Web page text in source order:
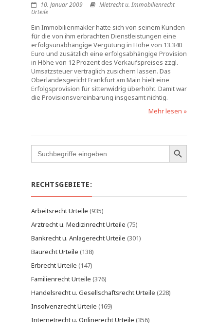
10. Januar 2009
Mietrecht u. Immobilienrecht
Urteile
Ein Immobilienmakler hatte sich von seinem Kunden
für die von ihm erbrachten Dienstleistungen eine
erfolgsunabhängige Vergütung in Höhe von 13.340
Euro und zusätzlich eine erfolgsabhängige Provision
in Höhe von 12 Prozent des Verkaufspreises zzgl.
Umsatzsteuer vertraglich zusichern lassen. Das
Oberlandesgericht Frankfurt am Main hielt eine
Erfolgsprovision für sittenwidrig überhöht. Damit war
die Provisionsvereinbarung insgesamt nichtig.
Mehr lesen »
Search
for:
RECHTSGEBIETE:
Arbeitsrecht Urteile (935)
Arztrecht u. Medizinrecht Urteile (75)
Bankrecht u. Anlagerecht Urteile (301)
Baurecht Urteile (138)
Erbrecht Urteile (147)
Familienrecht Urteile (376)
Handelsrecht u. Gesellschaftsrecht Urteile (228)
Insolvenzrecht Urteile (169)
Internetrecht u. Onlinerecht Urteile (356)